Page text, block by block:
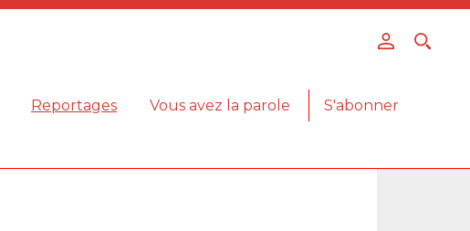
Reportages Vous avez la parole
S'abonner